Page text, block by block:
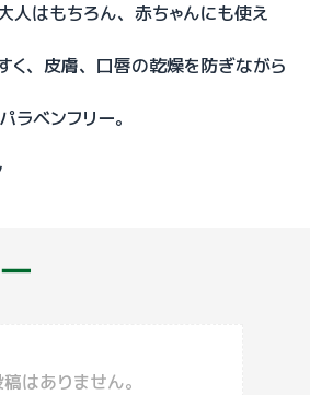
人はもちろん、赤ちゃんにも使え
く、皮膚、口唇の乾燥を防ぎながら
ベンフリー。
はありません。